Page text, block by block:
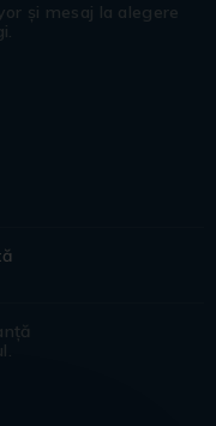
și mesaj la alegere